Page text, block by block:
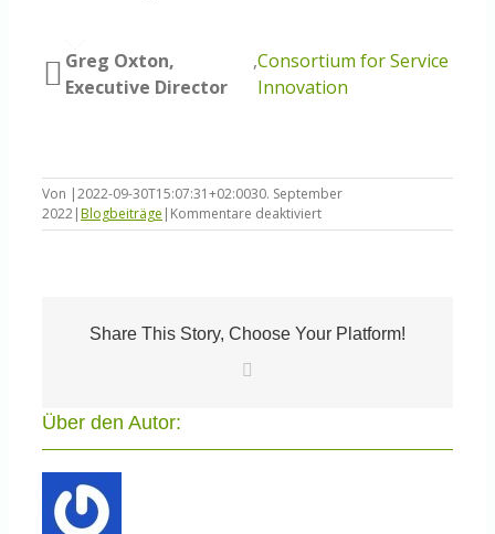
Greg Oxton,
Executive Director
,Consortium for Service
Innovation
Von |2022-09-30T15:07:31+02:0030. September
2022|Blogbeiträge | Kommentare deaktiviertfür
Proof
Geschmacksrichtungen
Share This Story, Choose Your Platform!
Über den Autor: